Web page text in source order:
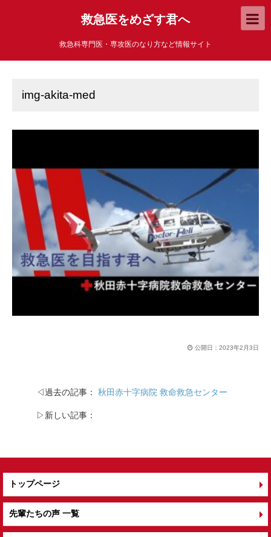
救急医をめざす君へ
救急科専門医・専攻医のなり方など情報サイト
img-akita-med
公開日： 2023年2月3日
◁過去の記事： 秋田赤十字病院 救命救急センター
▷新しい記事：
トップページ
先輩たちの声 一覧